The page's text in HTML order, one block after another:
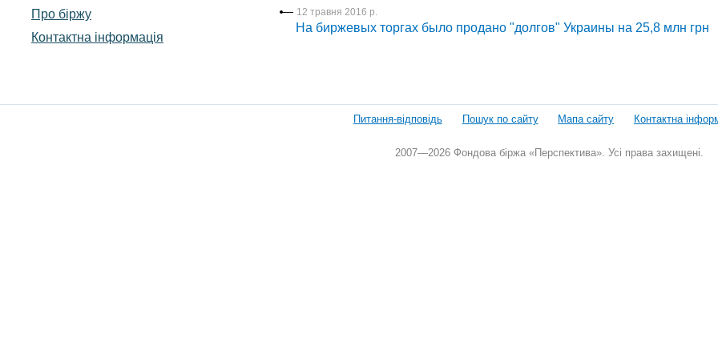
Про біржу
Контактна інформація
12 травня 2016 р.
На биржевых торгах было продано "долгов" Украины на 25,8 млн грн
Питання-відповідь Пошук по сайту Мапа сайту Контактна
2007—2026 Фондова біржа «Перспектива». Усі права захищені.